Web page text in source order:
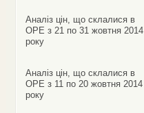
Аналіз цін, що склалися в
ОРЕ з 21 по 31 жовтня 2014
року
Аналіз цін, що склалися в
ОРЕ з 11 по 20 жовтня 2014
року